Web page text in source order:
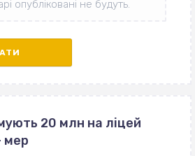
20 млн на ліцей
мер